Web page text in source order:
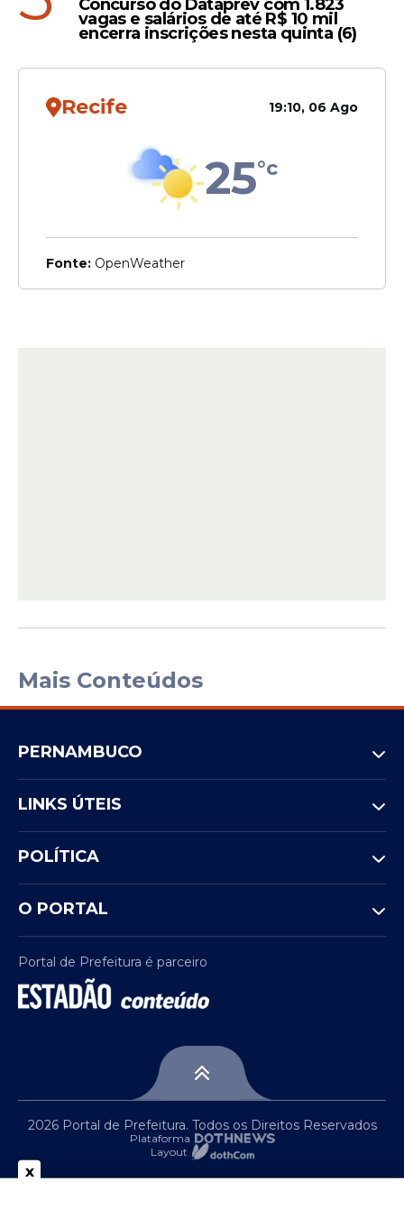
Concurso do Dataprev com 1.823
vagas e salários de até R$ 10 mil
encerra inscrições nesta quinta (6)
Recife 19:10, 06 Ago
25°c
Fonte: OpenWeather
Mais Conteúdos
PERNAMBUCO
LINKS ÚTEIS
POLÍTICA
O PORTAL
Portal de Prefeitura é parceiro
2026 Portal de Prefeitura. Todos os Direitos Reservados
Plataforma
Layout
x